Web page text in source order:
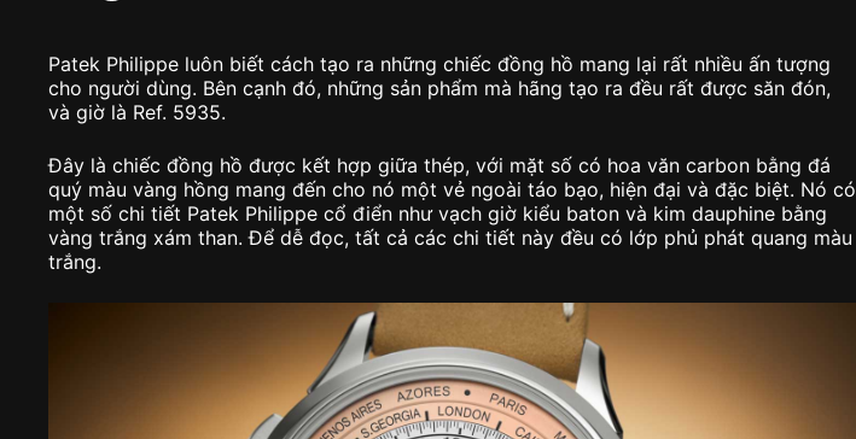
Patek Philippe luôn biết cách tạo ra những chiếc đồng hồ mang lại rất nhiều ấn tượng
cho người dùng. Bên cạnh đó, những sản phẩm mà hãng tạo ra đều rất được săn đón,
và giờ là Ref. 5935.
Đây là chiếc đồng hồ được kết hợp giữa thép, với mặt số có hoa văn carbon bằng đá
quý màu vàng hồng mang đến cho nó một vẻ ngoài táo bạo, hiện đại và đặc biệt. Nó có
một số chi tiết Patek Philippe cổ điển như vạch giờ kiểu baton và kim dauphine bằng
vàng trắng xám than. Để dễ đọc, tất cả các chi tiết này đều có lớp phủ phát quang màu
trắng.